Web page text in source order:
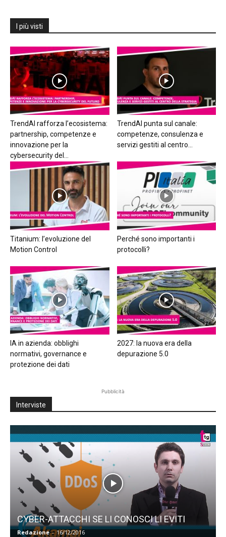
I più visti
TrendAI rafforza l’ecosistema:
partnership, competenze e
innovazione per la
cybersecurity del...
TrendAI punta sul canale:
competenze, consulenza e
servizi gestiti al centro...
Titanium: l’evoluzione del
Motion Control
Perché sono importanti i
protocolli?
IA in azienda: obblighi
normativi, governance e
protezione dei dati
2027: la nuova era della
depurazione 5.0
Pubblicità
Interviste
CYBER-ATTACCHI SE LI CONOSCI LI EVITI
Redazione - 16/12/2016